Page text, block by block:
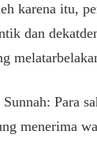
karena itu,
dan dekat
Sunnah: Para
menerima